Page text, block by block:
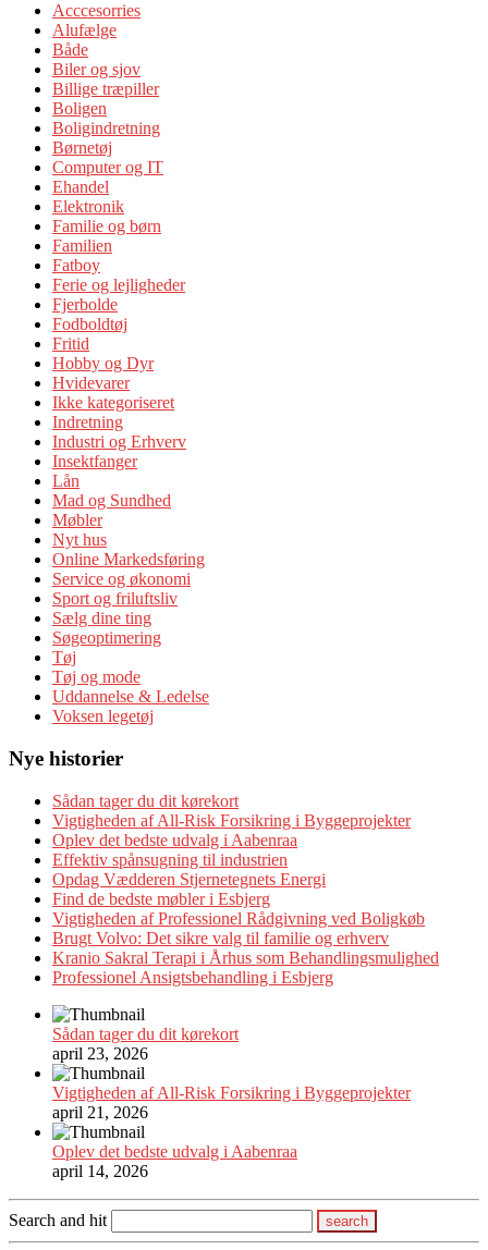
Acccesorries
Alufælge
Både
Biler og sjov
Billige træpiller
Boligen
Boligindretning
Børnetøj
Computer og IT
Ehandel
Elektronik
Familie og børn
Familien
Fatboy
Ferie og lejligheder
Fjerbolde
Fodboldtøj
Fritid
Hobby og Dyr
Hvidevarer
Ikke kategoriseret
Indretning
Industri og Erhverv
Insektfanger
Lån
Mad og Sundhed
Møbler
Nyt hus
Online Markedsføring
Service og økonomi
Sport og friluftsliv
Sælg dine ting
Søgeoptimering
Tøj
Tøj og mode
Uddannelse & Ledelse
Voksen legetøj
Nye historier
Sådan tager du dit kørekort
Vigtigheden af All-Risk Forsikring i Byggeprojekter
Oplev det bedste udvalg i Aabenraa
Effektiv spånsugning til industrien
Opdag Vædderen Stjernetegnets Energi
Find de bedste møbler i Esbjerg
Vigtigheden af Professionel Rådgivning ved Boligkøb
Brugt Volvo: Det sikre valg til familie og erhverv
Kranio Sakral Terapi i Århus som Behandlingsmulighed
Professionel Ansigtsbehandling i Esbjerg
Sådan tager du dit kørekort
april 23, 2026
Vigtigheden af All-Risk Forsikring i Byggeprojekter
april 21, 2026
Oplev det bedste udvalg i Aabenraa
april 14, 2026
Search and hit